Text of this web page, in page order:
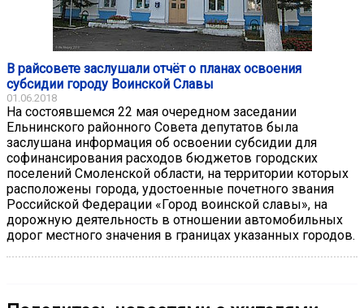
В райсовете заслушали отчёт о планах освоения
субсидии городу Воинской Славы
01.06.2018
На состоявшемся 22 мая очередном заседании
Ельнинского районного Совета депутатов была
заслушана информация об освоении субсидии для
софинансирования расходов бюджетов городских
поселений Смоленской области, на территории которых
расположены города, удостоенные почетного звания
Российской Федерации «Город воинской славы», на
дорожную деятельность в отношении автомобильных
дорог местного значения в границах указанных городов.